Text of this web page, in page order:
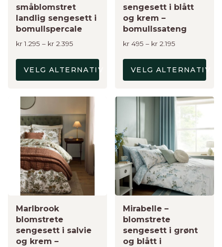
småblomstret
landlig sengesett i
bomullspercale
kr1.295 – kr 2.395
kr 2.395
VELG ALTERNATIV
sengesett i blått
og krem –
bomullssateng
kr 495 – kr 2.195
kr 2.195
VELG ALTERNATIV
Marlbrook
blomstrete
sengesett i salvie
og krem –
Dette
produktet
har
flere
varianter.
Alternativene
kan
velges
på
produktsiden
Mirabelle –
blomstrete
sengesett i grønt
og blått i
Dette
har
flere
varianter.
Alternativene
kan
velges
på
produktsiden